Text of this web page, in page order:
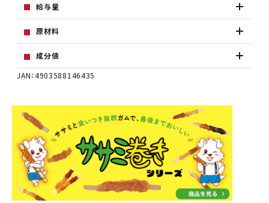
給与量
原材料
成分値
JAN：4903588146435